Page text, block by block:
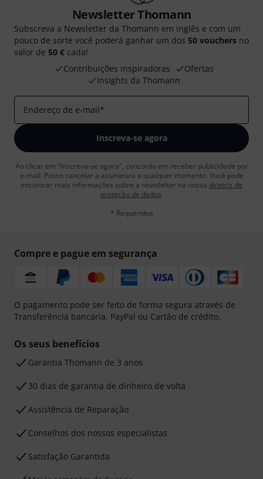
Newsletter Thomann
Subscreva a Newsletter da Thomann em inglês e com um
pouco de sorte você poderá ganhar um dos 50 vouchers no
valor de 50 € cada!
Contribuições inspiradoras
Ofertas
Insights da Thomann
Endereço de e-mail*
Inscreva-se agora
Ao clicar em "Inscreva-se agora", concordo em receber publicidade por
e-mail. Posso cancelar a assinatura a qualquer momento. Você pode
encontrar mais informações sobre a newsletter na nossa diretriz de
proteção de dados.
* Requeridos
Compre e pague em segurança
O pagamento pode ser feito de forma segura através de
Transferência bancária, PayPal ou Cartão de crédito.
Os seus benefícios
Garantia Thomann de 3 anos
30 dias de garantia de dinheiro de volta
Assistência de Reparação
Conselhos dos nossos especialistas
Satisfação Garantida